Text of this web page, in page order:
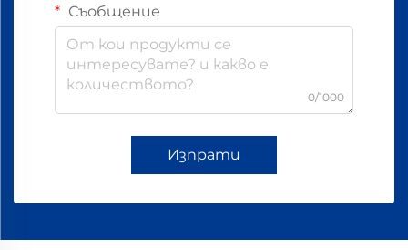
Съобщение
0/1000
Изпрати